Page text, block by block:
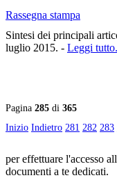
Rassegna stampa
Sintesi dei principali
luglio 2015. - Leggi
Pagina 285 di 365
Inizio Indietro 281 282 283
per effettuare l'accesso
documenti a te dedicati.